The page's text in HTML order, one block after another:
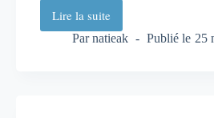
Lire la suite
Recette
Sablé
Par natieak Publié le 25